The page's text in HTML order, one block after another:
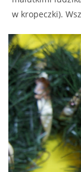
w kropeczki).